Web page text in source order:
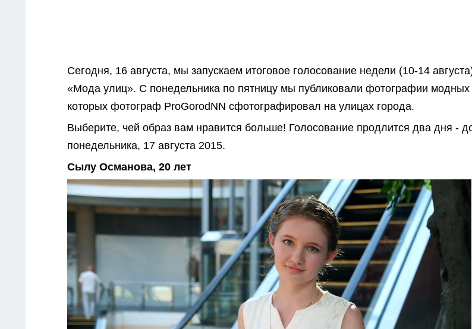
Сегодня, 16 августа, мы запускаем итоговое голосование недели (10-14
«Мода улиц». С понедельника по пятницу мы публиковали фотографии модных
которых фотограф ProGorodNN сфотографировал на улицах города.
Выберите, чей образ вам нравится больше! Голосование продлится два дня -
понедельника, 17 августа 2015.
Сылу Османова, 20 лет